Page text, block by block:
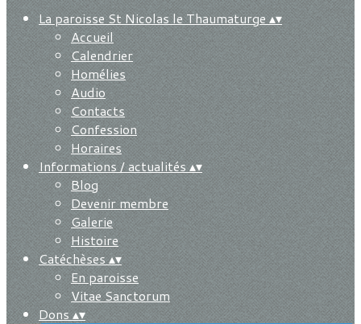
La paroisse St Nicolas le Thaumaturge▴▾
Accueil
Calendrier
Homélies
Audio
Contacts
Confession
Horaires
Informations / actualités▴▾
Blog
Devenir membre
Galerie
Histoire
Catéchèses▴▾
En paroisse
Vitae Sanctorum
Dons▴▾